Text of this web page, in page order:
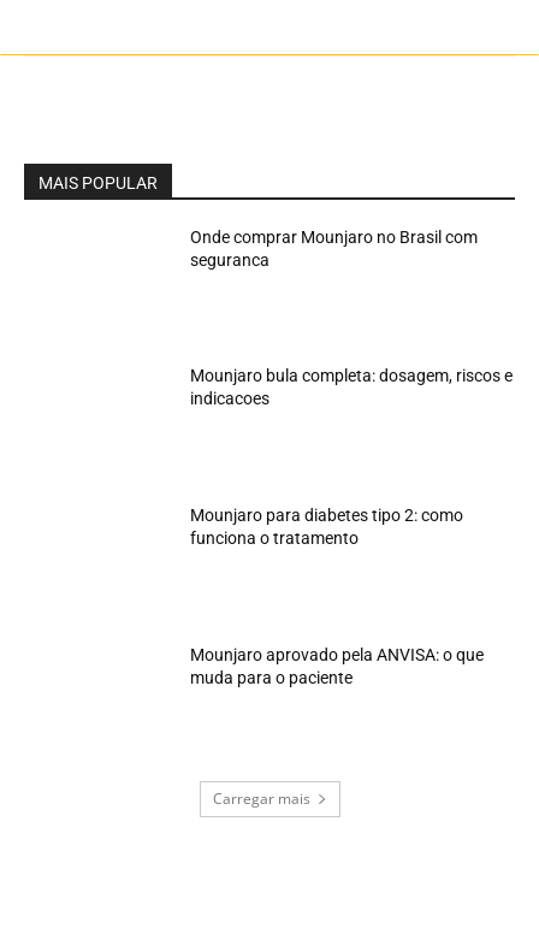
MAIS POPULAR
Onde comprar Mounjaro no Brasil com
seguranca
Mounjaro bula completa: dosagem, riscos e
indicacoes
Mounjaro para diabetes tipo 2: como
funciona o tratamento
Mounjaro aprovado pela ANVISA: o que
muda para o paciente
Carregar mais